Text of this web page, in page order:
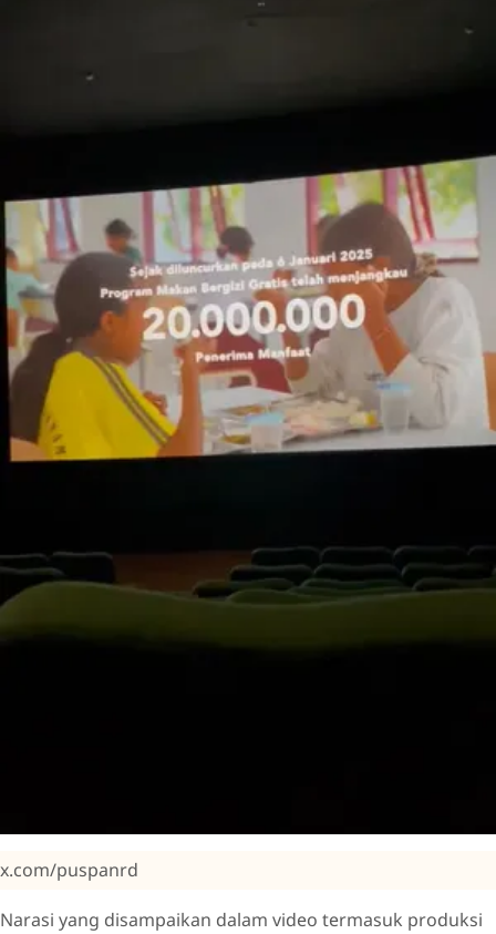
x.com/puspanrd
Narasi yang disampaikan dalam video termasuk produksi